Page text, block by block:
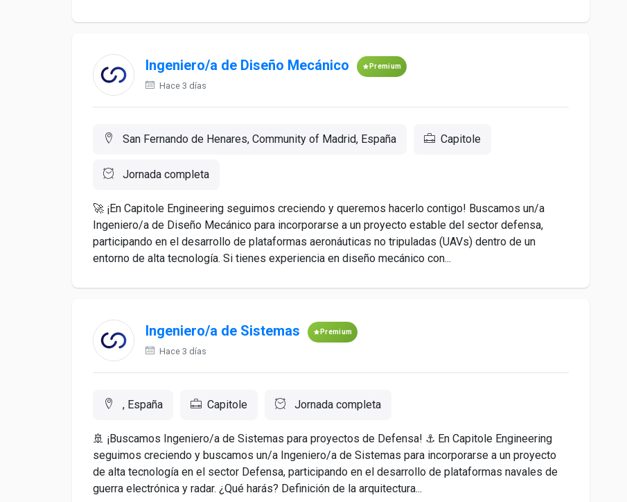
Ingeniero/a de Diseño Mecánico Premium
Hace 3 días
San Fernando de Henares, Community of Madrid, España Capitole
Jornada completa
🚀 ¡En Capitole Engineering seguimos creciendo y queremos hacerlo contigo! Buscamos un/a
Ingeniero/a de Diseño Mecánico para incorporarse a un proyecto estable del sector defensa,
participando en el desarrollo de plataformas aeronáuticas no tripuladas (UAVs) dentro de un
entorno de alta tecnología. Si tienes experiencia en diseño mecánico con...
Ingeniero/a de Sistemas Premium
Hace 3 días
, España Capitole Jornada completa
🚢 ¡Buscamos Ingeniero/a de Sistemas para proyectos de Defensa! ⚓ En Capitole Engineering
seguimos creciendo y buscamos un/a Ingeniero/a de Sistemas para incorporarse a un proyecto
de alta tecnología en el sector Defensa, participando en el desarrollo de plataformas navales de
guerra electrónica y radar. ¿Qué harás? Definición de la arquitectura...